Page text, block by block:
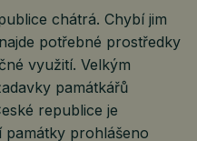
chátrá. Chybí jim
potřebné prostředky
využití. Velkým
památkářů
republice je
prohlášeno